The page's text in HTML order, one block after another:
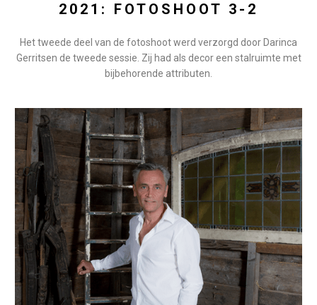
2021: FOTOSHOOT 3-2
Het tweede deel van de fotoshoot werd verzorgd door Darinca
Gerritsen de tweede sessie. Zij had als decor een stalruimte met
bijbehorende attributen.